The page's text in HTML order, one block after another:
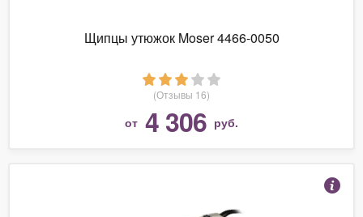
Щипцы утюжок Moser 4466-0050
(Отзывы 16)
от 4 306 руб.